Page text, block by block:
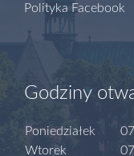
Polityka Facebook
Godziny
Poniedziałek
Wtorek